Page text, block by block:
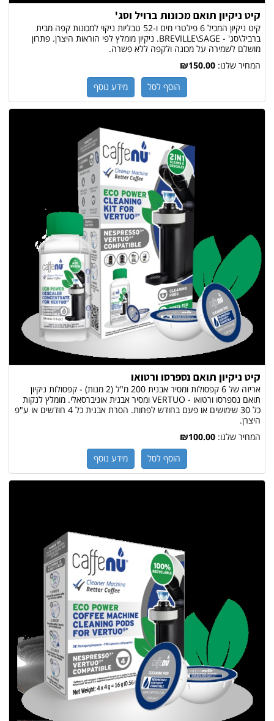
קיט ניקיון תואם מכונות ברויל וסג'
קיט ניקיון המכיל 6 פילטרי מים ו-52 טבליות ניקוי למכונות קפה מבית
ברביל\סג' - BREVILLE\SAGE. ניקיון מומלץ לפי הוראות היצרן. פתרון
מושלם לשמירה על מכונה ולקפה ללא פשרה.
המחיר שלנו: ₪150.00
הוסף לסל מידע נוסף
קיט ניקיון תואם נספרסו ורטואו
אריזה של 6 קפסולות ומסיר אבנית 200 מ"ל (2 מנות) - קפסולות ניקיון
תואם נספרסו ורטואו - VERTUO ומסיר אבנית אוניברסאלי. מומלץ לנקות
כל 30 שימושים או פעם בחודש לפחות. הסרת אבנית כל 4 חודשים או ע"פ
היצרן.
המחיר שלנו: ₪100.00
הוסף לסל מידע נוסף